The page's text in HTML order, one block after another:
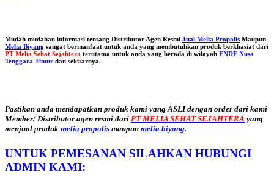
Mudah mudahan informasi tentang Distributor Agen Resmi Jual Melia Propolis Maupun
Melia Biyang sangat bermanfaat untuk anda yang membutuhkan produk berkhasiat dari
PT Melia Sehat Sejahtera terutama untuk anda yang berada di wilayah ENDE Nusa
Tenggara Timur dan sekitarnya.
Pastikan anda mendapatkan produk kami yang ASLI dengan order dari kami
Member/ Distributor agen resmi dari PT MELIA SEHAT SEJAHTERA yang
menjual produk melia propolis maupun melia biyang.
UNTUK PEMESANAN SILAHKAN HUBUNGI
ADMIN KAMI: